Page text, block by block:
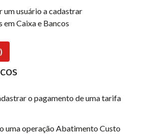
um usuário a cadastrar
em Caixa e Bancos
o pagamento de uma tarifa
uma operação Abatimento Custo